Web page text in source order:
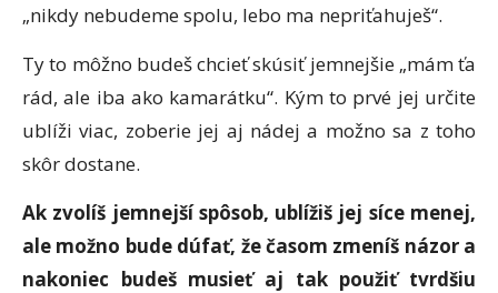
„nikdy nebudeme spolu, lebo ma nepriťahuješ“.
Ty to môžno budeš chcieť skúsiť jemnejšie „mám ťa
rád, ale iba ako kamarátku“. Kým to prvé jej určite
ublíži viac, zoberie jej aj nádej a možno sa z toho
skôr dostane.
Ak zvolíš jemnejší spôsob, ublížiš jej síce menej,
ale možno bude dúfať, že časom zmeníš názor a
nakoniec budeš musieť aj tak použiť tvrdšiu